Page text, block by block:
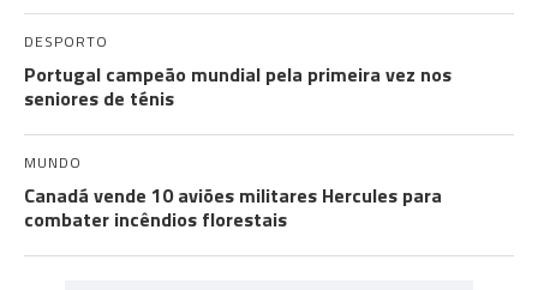
DESPORTO
Portugal campeão mundial pela primeira vez nos
seniores de ténis
MUNDO
Canadá vende 10 aviões militares Hercules para
combater incêndios florestais